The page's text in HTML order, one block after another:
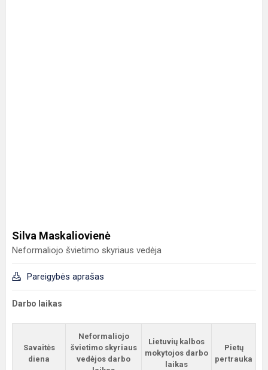
Silva Maskaliovienė
Neformaliojo švietimo skyriaus vedėja
Pareigybės aprašas
Darbo laikas
Savaitės
diena
Neformaliojo
švietimo skyriaus
vedėjos darbo
Lietuvių kalbos
mokytojos darbo
laikas
Pietų
pertrauka